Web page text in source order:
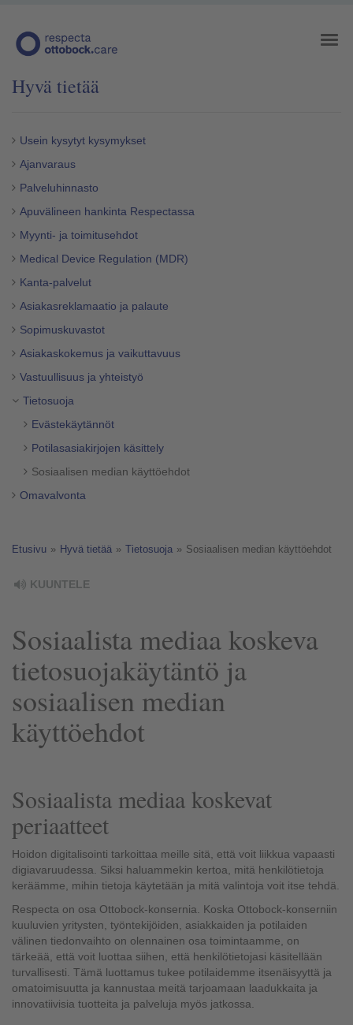
Hyvä tietää
Usein kysytyt kysymykset
Ajanvaraus
Palveluhinnasto
Apuvälineen hankinta Respectassa
Myynti- ja toimitusehdot
Medical Device Regulation (MDR)
Kanta-palvelut
Asiakasreklamaatio ja palaute
Sopimuskuvastot
Asiakaskokemus ja vaikuttavuus
Vastuullisuus ja yhteistyö
Tietosuoja
Evästekäytännöt
Potilasasiakirjojen käsittely
Sosiaalisen median käyttöehdot
Omavalvonta
Etusivu » Hyvä tietää » Tietosuoja » Sosiaalisen median käyttöehdot
KUUNTELE
Sosiaalista mediaa koskeva
tietosuojakäytäntö ja
sosiaalisen median
käyttöehdot
Sosiaalista mediaa koskevat
periaatteet
Hoidon digitalisointi tarkoittaa meille sitä, että voit liikkua vapaasti
digiavaruudessa. Siksi haluammekin kertoa, mitä henkilötietoja
keräämme, mihin tietoja käytetään ja mitä valintoja voit itse tehdä.
Respecta on osa Ottobock-konsernia. Koska Ottobock-konserniin
kuuluvien yritysten, työntekijöiden, asiakkaiden ja potilaiden
välinen tiedonvaihto on olennainen osa toimintaamme, on
tärkeää, että voit luottaa siihen, että henkilötietojasi käsitellään
turvallisesti. Tämä luottamus tukee potilaidemme itsenäisyyttä ja
omatoimisuutta ja kannustaa meitä tarjoamaan laadukkaita ja
innovatiivisia tuotteita ja palveluja myös jatkossa.